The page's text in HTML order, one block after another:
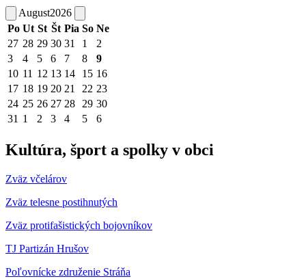
August2026
Po Ut St Št Pia So Ne
27 28 29 30 31 1
2
3
4 5 6 7 8
9
10 11 12 13 14 15 16
17 18 19 20 21 22 23
24 25 26 27 28 29 30
31 1 2 3 4 5 6
Kultúra, šport a spolky v obci
Zväz včelárov
Zväz telesne postihnutých
Zväz protifašistických bojovníkov
TJ Partizán Hrušov
Poľovnícke združenie Stráňa